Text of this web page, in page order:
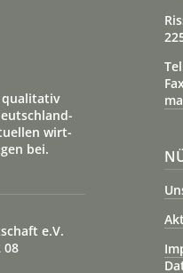
qualitativ
wirt­
bei.
e.V.
08